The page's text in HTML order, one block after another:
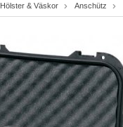
Hölster & Väskor Anschütz